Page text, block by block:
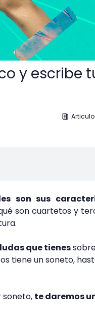
y escribe
Articulo
son sus
son cuartetos y
que tienes
tiene un soneto,
soneto, te daremos